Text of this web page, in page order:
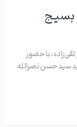
بسیج
با حضور
سید حسن نصرالله